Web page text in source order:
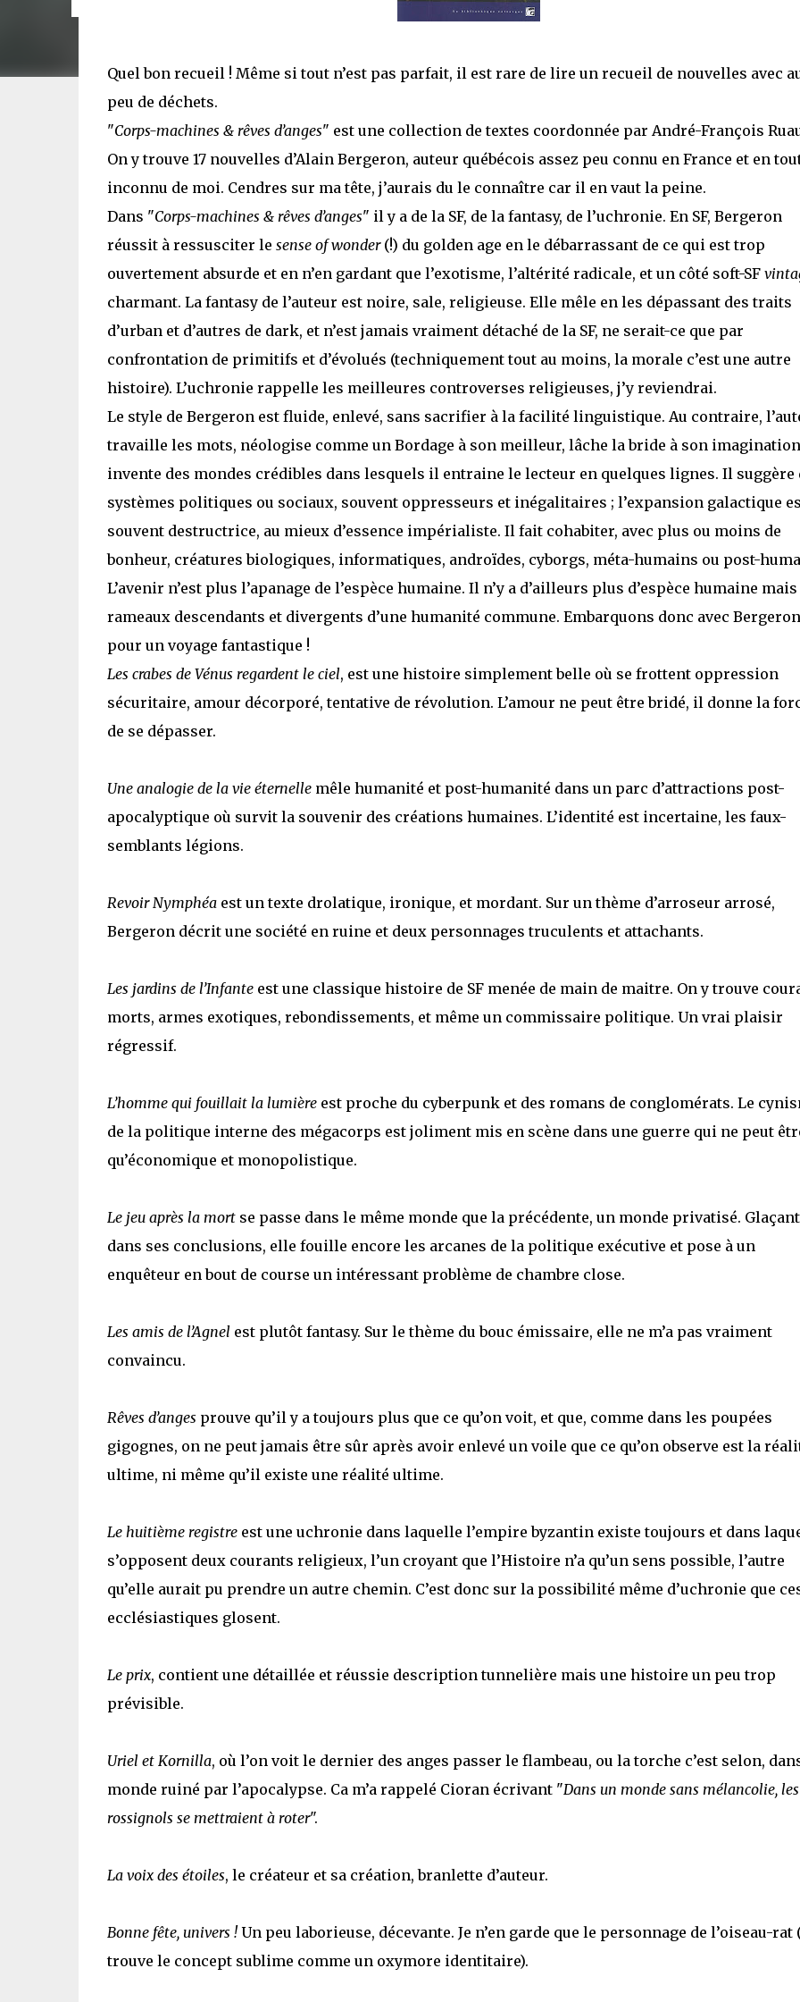
Quel bon recueil ! Même si tout n’est pas parfait, il est rare de lire un recueil de nouvelles avec
peu de déchets.
"Corps-machines & rêves d’anges" est une collection de textes coordonnée par André-François
On y trouve 17 nouvelles d’Alain Bergeron, auteur québécois assez peu connu en France et en
inconnu de moi. Cendres sur ma tête, j’aurais du le connaître car il en vaut la peine.
Dans "Corps-machines & rêves d’anges" il y a de la SF, de la fantasy, de l’uchronie. En SF, Bergeron
réussit à ressusciter le sense of wonder(!) du golden age en le débarrassant de ce qui est trop
ouvertement absurde et en n’en gardant que l’exotisme, l’altérité radicale, et un côté soft-SF
charmant. La fantasy de l’auteur est noire, sale, religieuse. Elle mêle en les dépassant des traits
d’urban et d’autres de dark, et n’est jamais vraiment détaché de la SF, ne serait-ce que par
confrontation de primitifs et d’évolués (techniquement tout au moins, la morale c’est une autre
histoire). L’uchronie rappelle les meilleures controverses religieuses, j’y reviendrai.
Le style de Bergeron est fluide, enlevé, sans sacrifier à la facilité linguistique. Au contraire,
travaille les mots, néologise comme un Bordage à son meilleur, lâche la bride à son
invente des mondes crédibles dans lesquels il entraine le lecteur en quelques lignes. Il suggère
systèmes politiques ou sociaux, souvent oppresseurs et inégalitaires ; l’expansion galactique
souvent destructrice, au mieux d’essence impérialiste. Il fait cohabiter, avec plus ou moins de
bonheur, créatures biologiques, informatiques, androïdes, cyborgs, méta-humains ou post-
L’avenir n’est plus l’apanage de l’espèce humaine. Il n’y a d’ailleurs plus d’espèce humaine mais
rameaux descendants et divergents d’une humanité commune. Embarquons donc avec Bergeron
pour un voyage fantastique !
Les crabes de Vénus regardent le ciel, est une histoire simplement belle où se frottent oppression
sécuritaire, amour décorporé, tentative de révolution. L’amour ne peut être bridé, il donne la
de se dépasser.
Une analogie de la vie éternellemêle humanité et post-humanité dans un parc d’attractions post-
apocalyptique où survit la souvenir des créations humaines. L’identité est incertaine, les faux-
semblants légions.
Revoir Nymphéaest un texte drolatique, ironique, et mordant. Sur un thème d’arroseur arrosé,
Bergeron décrit une société en ruine et deux personnages truculents et attachants.
Les jardins de l’Infanteest une classique histoire de SF menée de main de maitre. On y trouve
morts, armes exotiques, rebondissements, et même un commissaire politique. Un vrai plaisir
régressif.
L’homme qui fouillait la lumièreest proche du cyberpunk et des romans de conglomérats. Le
de la politique interne des mégacorps est joliment mis en scène dans une guerre qui ne peut
qu’économique et monopolistique.
Le jeu après la mortse passe dans le même monde que la précédente, un monde privatisé.
dans ses conclusions, elle fouille encore les arcanes de la politique exécutive et pose à un
enquêteur en bout de course un intéressant problème de chambre close.
Les amis de l’Agnelest plutôt fantasy. Sur le thème du bouc émissaire, elle ne m’a pas vraiment
convaincu.
Rêves d’anges prouve qu’il y a toujours plus que ce qu’on voit, et que, comme dans les poupées
gigognes, on ne peut jamais être sûr après avoir enlevé un voile que ce qu’on observe est la
ultime, ni même qu’il existe une réalité ultime.
Le huitième registreest une uchronie dans laquelle l’empire byzantin existe toujours et dans
s’opposent deux courants religieux, l’un croyant que l’Histoire n’a qu’un sens possible, l’autre
qu’elle aurait pu prendre un autre chemin. C’est donc sur la possibilité même d’uchronie que
ecclésiastiques glosent.
Le prix, contient une détaillée et réussie description tunnelière mais une histoire un peu trop
prévisible.
Uriel et Kornilla, où l’on voit le dernier des anges passer le flambeau, ou la torche c’est selon,
monde ruiné par l’apocalypse. Ca m’a rappelé Cioran écrivant "Dans un monde sans mélancolie, les
rossignols se mettraient à roter".
La voix des étoiles, le créateur et sa création, branlette d’auteur.
Bonne fête, univers !Un peu laborieuse, décevante. Je n’en garde que le personnage de l’oiseau-rat
trouve le concept sublime comme un oxymore identitaire).